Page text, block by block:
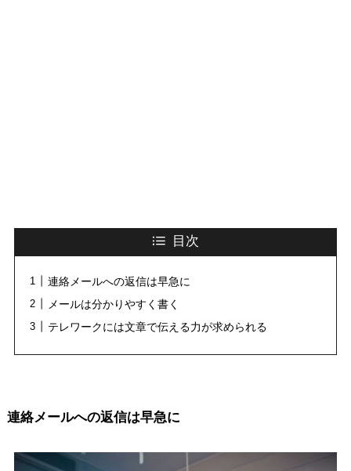
目次
連絡メールへの返信は早急に
メールは分かりやすく書く
テレワークには文章で伝える力が求められる
連絡メールへの返信は早急に